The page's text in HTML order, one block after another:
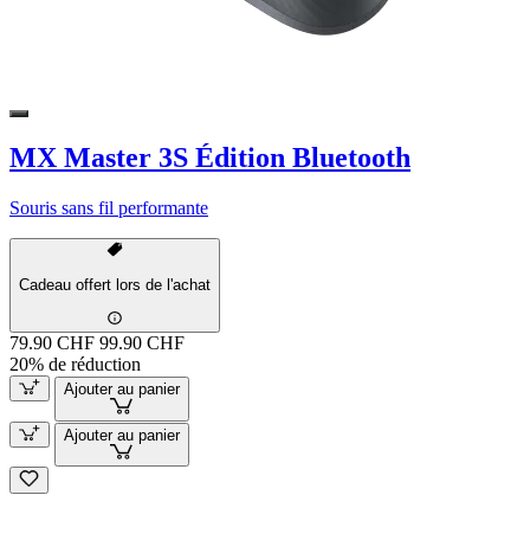
MX Master 3S Édition Bluetooth
Souris sans fil performante
Cadeau offert lors de l'achat
79.90 CHF 99.90 CHF
20% de réduction
Ajouter au panier
Ajouter au panier